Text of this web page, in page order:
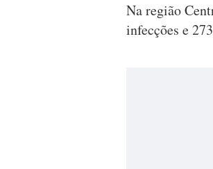
Na região
infecções e